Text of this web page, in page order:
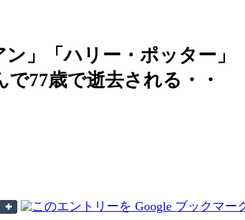
」「ハリー・ポッター
77歳で逝去される・・